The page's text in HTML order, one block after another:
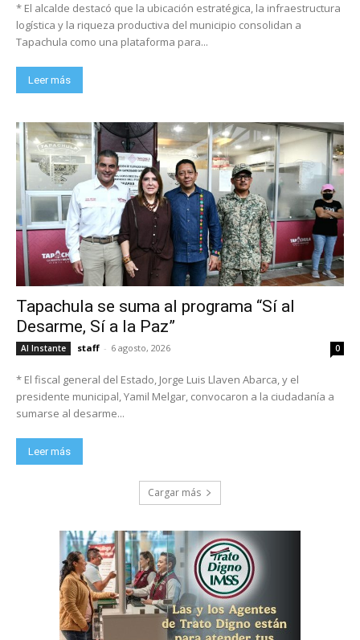
* El alcalde destacó que la ubicación estratégica, la infraestructura
logística y la riqueza productiva del municipio consolidan a
Tapachula como una plataforma para...
Leer más
Tapachula se suma al programa “Sí al
Desarme, Sí a la Paz”
Al Instante staff - 6 agosto, 2026 0
* El fiscal general del Estado, Jorge Luis Llaven Abarca, y el
presidente municipal, Yamil Melgar, convocaron a la ciudadanía a
sumarse al desarme...
Leer más
Cargar más